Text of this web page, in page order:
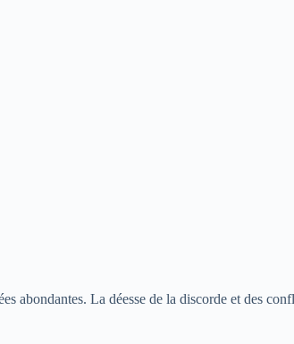
abondantes. La déesse de la discorde et des